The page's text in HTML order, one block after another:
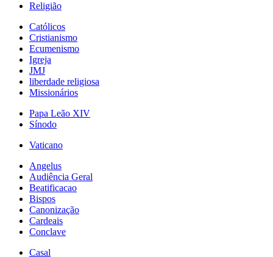
Religião
Católicos
Cristianismo
Ecumenismo
Igreja
JMJ
liberdade religiosa
Missionários
Papa Leão XIV
Sínodo
Vaticano
Angelus
Audiência Geral
Beatificacao
Bispos
Canonização
Cardeais
Conclave
Casal